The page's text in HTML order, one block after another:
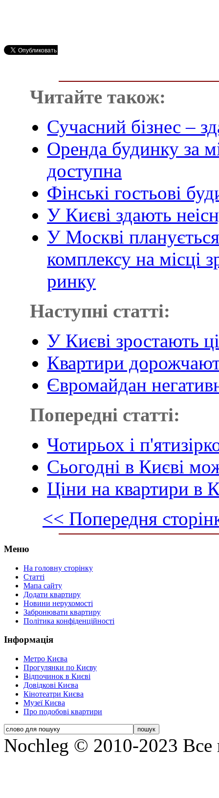
Читайте також:
Сучасний бізнес –
Оренда будинку за
доступна
Фінські гостьові
У Києві здають
У Москві
комплексу на місці
ринку
Наступні статті:
У Києві зростають
Квартири
Євромайдан
Попередні статті:
Чотирьох і
Сьогодні в Києві
Ціни на квартири в
<< Попередня
Меню
На головну сторінку
Статті
Мапа сайту
Додати квартиру
Новини нерухомості
Забронювати квартиру
Політика конфіденційності
Інформація
Метро Києва
Прогулянки по Києву
Відпочинок в Києві
Довідкові Києва
Кінотеатри Києва
Музеї Києва
Про подобові квартири
Nochleg © 2010-2023